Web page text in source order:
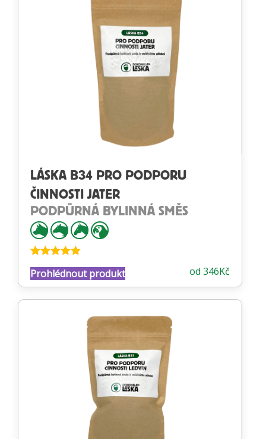
LÁSKA B34 PRO PODPORU
ČINNOSTI JATER
PODPŮRNÁ BYLINNÁ SMĚS
4.88z 5 od 346Kč
Prohlédnout produkt